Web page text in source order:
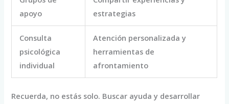
apoyo
estrategias
Consulta
psicológica
individual
Atención personalizada y
herramientas de
afrontamiento
Recuerda, no estás solo. Buscar ayuda y desarrollar